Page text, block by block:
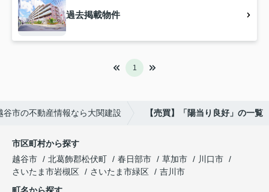
過去掲載物件
1
谷市の不動産情報なら大関建設 【売買】「陽当り良好」の一覧
市区町村から探す
越谷市
北葛飾郡松伏町 春日部市 草加市
川口市
さいたま市岩槻区
さいたま市緑区
吉川市